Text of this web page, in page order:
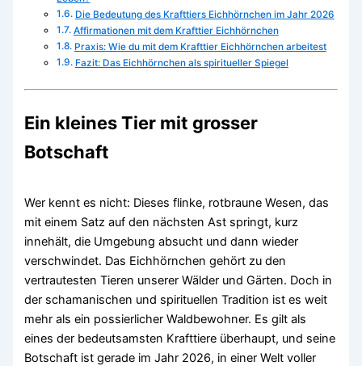
Die Bedeutung des Krafttiers Eichhörnchen im Jahr 2026
Affirmationen mit dem Krafttier Eichhörnchen
Praxis: Wie du mit dem Krafttier Eichhörnchen arbeitest
Fazit: Das Eichhörnchen als spiritueller Spiegel
Ein kleines Tier mit grosser
Botschaft
Wer kennt es nicht: Dieses flinke, rotbraune Wesen, das
mit einem Satz auf den nächsten Ast springt, kurz
innehält, die Umgebung absucht und dann wieder
verschwindet. Das Eichhörnchen gehört zu den
vertrautesten Tieren unserer Wälder und Gärten. Doch in
der schamanischen und spirituellen Tradition ist es weit
mehr als ein possierlicher Waldbewohner. Es gilt als
eines der bedeutsamsten Krafttiere überhaupt, und seine
Botschaft ist gerade im Jahr 2026, in einer Welt voller